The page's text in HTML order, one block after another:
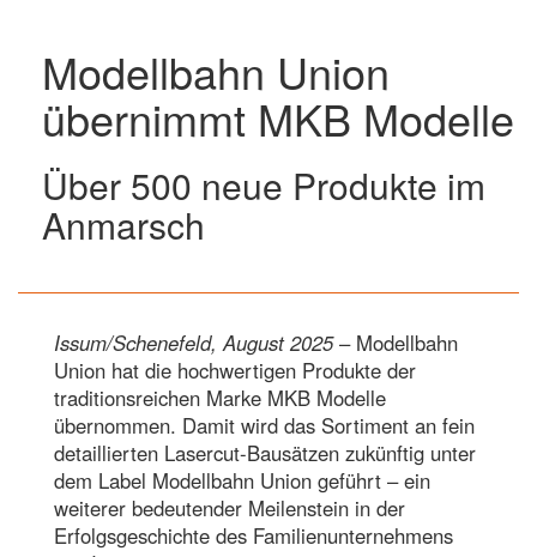
Modellbahn Union
übernimmt MKB Modelle
Über 500 neue Produkte im
Anmarsch
Issum/Schenefeld, August 2025– Modellbahn
Union hat die hochwertigen Produkte der
traditionsreichen Marke MKB Modelle
übernommen. Damit wird das Sortiment an fein
detaillierten Lasercut-Bausätzen zukünftig unter
dem Label Modellbahn Union geführt – ein
weiterer bedeutender Meilenstein in der
Erfolgsgeschichte des Familienunternehmens